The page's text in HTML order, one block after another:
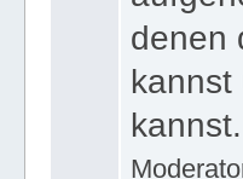
denen
kannst.